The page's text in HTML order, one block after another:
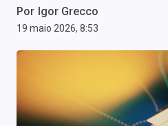
Últimas Notícias
Comprar ou vender?
Por Igor Grecco
19 maio 2026, 8:53